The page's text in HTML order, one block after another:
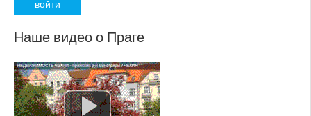
Наше видео о Праге